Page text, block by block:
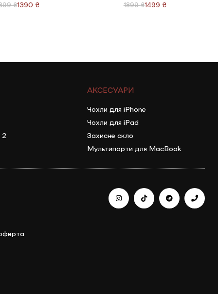
₴1390 ₴ 1899₴1499 ₴
2
АКСЕСУАРИ
Чохли для iPhone
Чохли для iPad
Захисне скло
Мультипорти для MacBook